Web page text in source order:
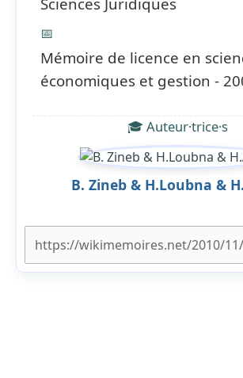
📅
Mémoire de licence en
économiques et gestion -
🎓 Auteur·trice·s
B. Zineb & H.Loubna &